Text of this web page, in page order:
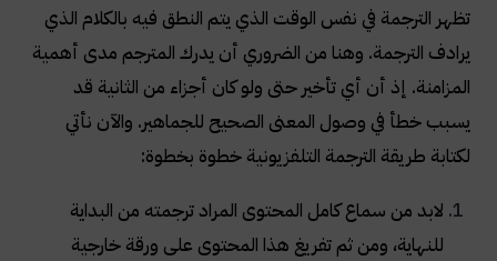
تظهر الترجمة في نفس الوقت الذي يتم النطق فيه بالكلام الذي
يرادف الترجمة. وهنا من الضروري أن يدرك المترجم مدى أهمية
المزامنة. إذ أن أي تأخير حتى ولو كان أجزاء من الثانية قد
يسبب خطأ في وصول المعنى الصحيح للجماهير. والآن نأتي
لكتابة طريقة الترجمة التلفزيونية خطوة بخطوة:
لابد من سماع كامل المحتوى المراد ترجمته من البداية
للنهاية، ومن ثم تفريغ هذا المحتوى على ورقة خارجية